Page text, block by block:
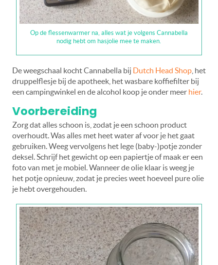
Op de flessenwarmer na, alles wat je volgens Cannabella
nodig hebt om hasjolie mee te maken.
De weegschaal kocht Cannabella bij Dutch Head Shop , het
druppelflesje bij de apotheek, het wasbare koffiefilter bij
een campingwinkel en de alcohol koop je onder meer hier.
Voorbereiding
Zorg dat alles schoon is, zodat je een schoon product
overhoudt. Was alles met heet water af voor je het gaat
gebruiken. Weeg vervolgens het lege (baby-)potje zonder
deksel. Schrijf het gewicht op een papiertje of maak er een
foto van met je mobiel. Wanneer de olie klaar is weeg je
het potje opnieuw, zodat je precies weet hoeveel pure olie
je hebt overgehouden.